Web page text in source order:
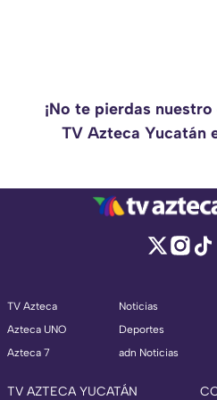
¡No te pierdas
TV Azteca Yucatán
TV Azteca
Azteca UNO
Azteca 7
Noticias
Deportes
adn Noticias
TV AZTECA YUCATÁN